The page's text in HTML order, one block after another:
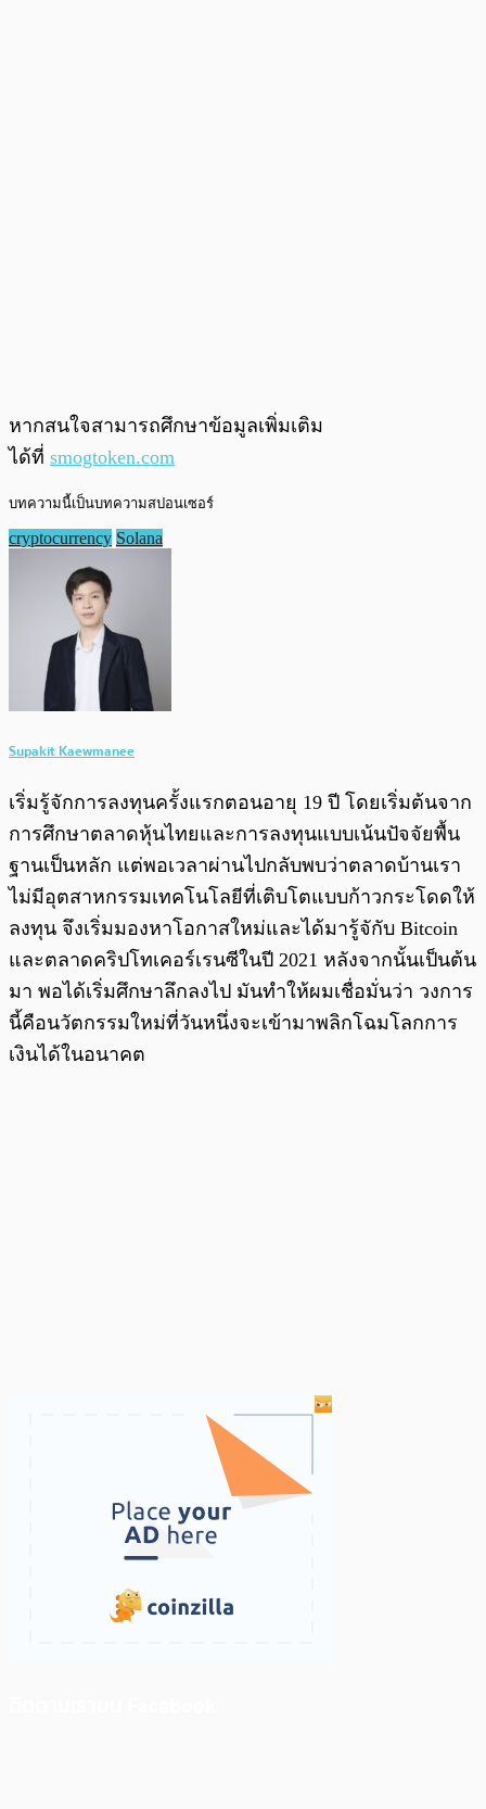
หากสนใจสามารถศึกษาข้อมูลเพิ่มเติม
ได้ที่ smogtoken.com
บทความนี้เป็นบทความสปอนเซอร์
cryptocurrency Solana
Supakit Kaewmanee
เริ่มรู้จักการลงทุนครั้งแรกตอนอายุ 19 ปี โดยเริ่มต้นจาก
การศึกษาตลาดหุ้นไทยและการลงทุนแบบเน้นปัจจัยพื้น
ฐานเป็นหลัก แต่พอเวลาผ่านไปกลับพบว่าตลาดบ้านเรา
ไม่มีอุตสาหกรรมเทคโนโลยีที่เติบโตแบบก้าวกระโดดให้
ลงทุน จึงเริ่มมองหาโอกาสใหม่และได้มารู้จักับ Bitcoin
และตลาดคริปโทเคอร์เรนซีในปี 2021 หลังจากนั้นเป็นต้น
มา พอได้เริ่มศึกษาลึกลงไป มันทำให้ผมเชื่อมั่นว่า วงการ
นี้คือนวัตกรรมใหม่ที่วันหนึ่งจะเข้ามาพลิกโฉมโลกการ
เงินได้ในอนาคต